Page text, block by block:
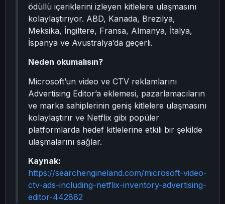
ödüllü içeriklerini izleyen kitlelere ulaşmasını
kolaylaştırıyor. ABD, Kanada, Brezilya,
Meksika, İngiltere, Fransa, Almanya, İtalya,
İspanya ve Avustralya’da geçerli.
Neden okumalısın?
Microsoft’un video ve CTV reklamlarını
Advertising Editor’a eklemesi, pazarlamacıların
ve marka sahiplerinin geniş kitlelere ulaşmasını
kolaylaştırır ve Netflix gibi popüler
platformlarda hedef kitlelerine etkili bir şekilde
ulaşmalarını sağlar.
Kaynak:
https://searchengineland.com/microsoft-video-
ctv-ads-including-netflix-inventory-advertising-
editor-442882